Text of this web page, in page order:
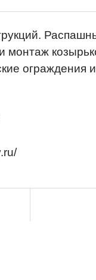
монтаж
ограждения